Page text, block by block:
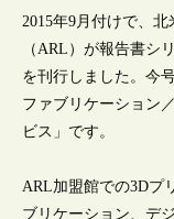
2015年9月付けで、
（ARL）が報告書シ
を刊行しました。今
ファブリケーション
ビス」です。
ARL加盟館での3Dプ
ブリケーション、デ